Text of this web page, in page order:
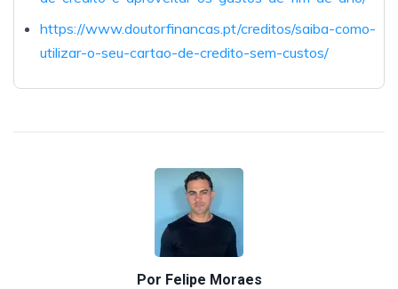
https://www.doutorfinancas.pt/creditos/saiba-como-
utilizar-o-seu-cartao-de-credito-sem-custos/
Por Felipe Moraes